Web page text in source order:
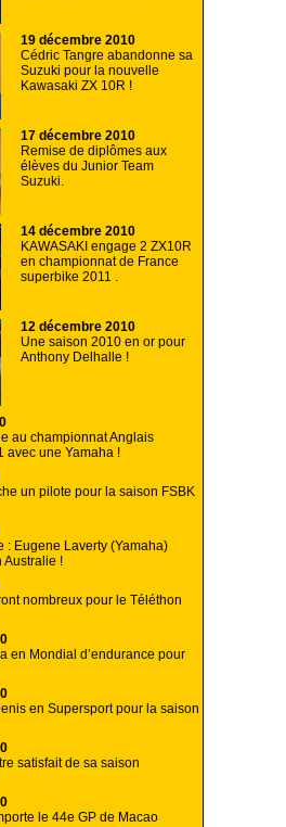
19 décembre 2010
Cédric Tangre abandonne sa
Suzuki pour la nouvelle
Kawasaki ZX 10R !
17 décembre 2010
Remise de diplômes aux
élèves du Junior Team
Suzuki.
14 décembre 2010
KAWASAKI engage 2 ZX10R
en championnat de France
superbike 2011 .
12 décembre 2010
Une saison 2010 en or pour
Anthony Delhalle !
au championnat Anglais
avec une Yamaha !
un pilote pour la saison FSBK
: Eugene Laverty (Yamaha)
Australie !
nombreux pour le Téléthon
en Mondial d’endurance pour
en Supersport pour la saison
satisfait de sa saison
le 44e GP de Macao